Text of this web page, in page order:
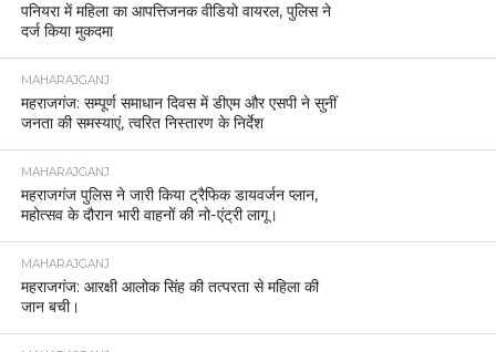
पनियरा में महिला का आपत्तिजनक वीडियो वायरल, पुलिस ने
दर्ज किया मुकदमा
MAHARAJGANJ
महराजगंज: सम्पूर्ण समाधान दिवस में डीएम और एसपी ने सुनीं
जनता की समस्याएं, त्वरित निस्तारण के निर्देश
MAHARAJGANJ
महराजगंज पुलिस ने जारी किया ट्रैफिक डायवर्जन प्लान,
महोत्सव के दौरान भारी वाहनों की नो-एंट्री लागू।
MAHARAJGANJ
महराजगंज: आरक्षी आलोक सिंह की तत्परता से महिला की
जान बची।